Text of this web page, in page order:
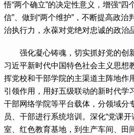
悟“两个确立”的决定性意义，增强“四
信”、做到“两个维护”，不断提高政治
治执行力，永葆对党绝对忠诚的政治
强化凝心铸魂，切实抓好党的创
习近平新时代中国特色社会主义思想
挥党校和干部学院的主渠道主阵地作
引领作用，用好五级联动的新时代学
干部网络学院等平台载体，分领域分
员、干部进行系统培训。深化“党课
室、红色教育基地，到生产车间、田